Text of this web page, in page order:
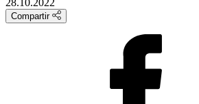
28.10.2022
Compartir